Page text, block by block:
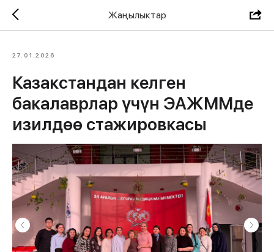
Жаңылыктар
27.01.2026
Казакстандан келген
бакалаврлар үчүн ЭАЖММде
изилдөө стажировкасы